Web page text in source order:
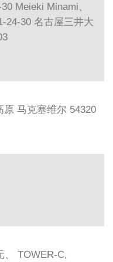
Meieki Minami、
24-30 名古屋三井大
原 马克塞维尔 54320
、 TOWER-C,